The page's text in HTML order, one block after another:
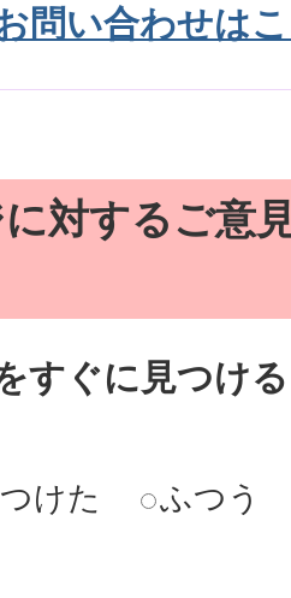
問い合わせは
対するご意
すぐに見つけ
けた
ふつう